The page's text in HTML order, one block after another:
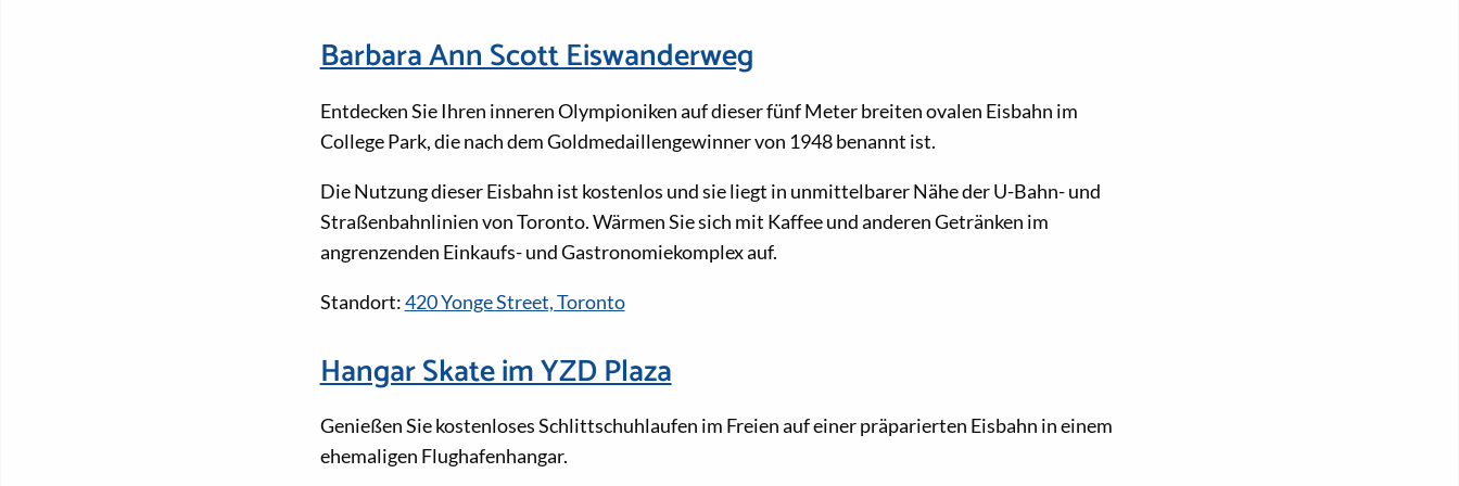
Barbara Ann Scott Eiswanderweg
Entdecken Sie Ihren inneren Olympioniken auf dieser fünf Meter breiten ovalen Eisbahn im
College Park, die nach dem Goldmedaillengewinner von 1948 benannt ist.
Die Nutzung dieser Eisbahn ist kostenlos und sie liegt in unmittelbarer Nähe der U-Bahn- und
Straßenbahnlinien von Toronto. Wärmen Sie sich mit Kaffee und anderen Getränken im
angrenzenden Einkaufs- und Gastronomiekomplex auf.
Standort:420 Yonge Street, Toronto
Hangar Skate im YZD Plaza
Genießen Sie kostenloses Schlittschuhlaufen im Freien auf einer präparierten Eisbahn in einem
ehemaligen Flughafenhangar.